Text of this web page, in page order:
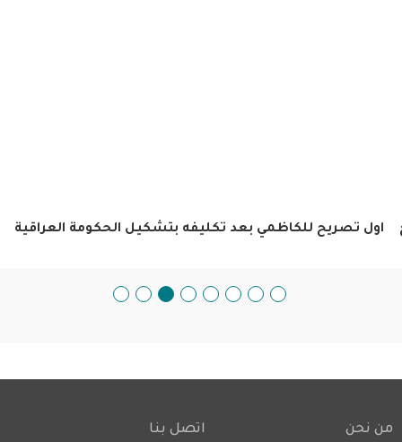
اول تصريح للكاظمي بعد تكليفه بتشكيل الحكومة العراقية
من نحن اتصل بنا